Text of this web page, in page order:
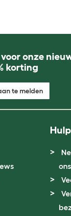
onze
korting
te melden